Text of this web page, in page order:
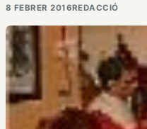
8 FEBRER 2016REDACCIÓ